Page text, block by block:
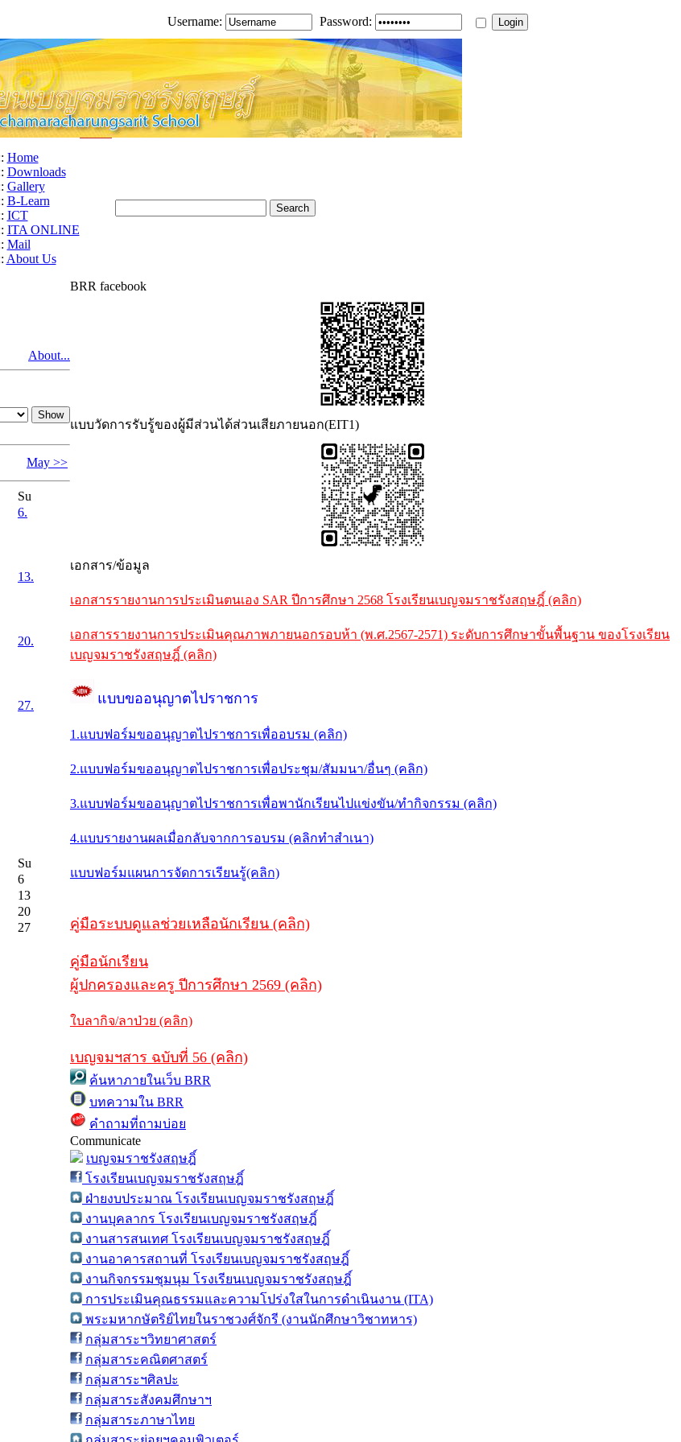
Username: Password:
Home
Downloads
Gallery
B-Learn
ICT
ITA ONLINE
Mail
About Us
About...
May >>
Su
6.
13.
20.
27.
Su
6
13
20
27
BRR facebook
แบบวัดการรับรู้ของผู้มีส่วนได้ส่วนเสียภายนอก(EIT1)
เอกสาร/ข้อมูล
เอกสารรายงานการประเมินตนเอง SAR ปีการศึกษา 2568 โรงเรียนเบญจมราชรังสฤษฎิ์ (คลิก)
เอกสารรายงานการประเมินคุณภาพภายนอกรอบห้า (พ.ศ.2567-2571) ระดับการศึกษาขั้นพื้นฐาน ของโรงเรียน
เบญจมราชรังสฤษฎิ์ (คลิก)
แบบขออนุญาตไปราชการ
1.แบบฟอร์มขออนุญาตไปราชการเพื่ออบรม (คลิก)
2.แบบฟอร์มขออนุญาตไปราชการเพื่อประชุม/สัมมนา/อื่นๆ (คลิก)
3.แบบฟอร์มขออนุญาตไปราชการเพื่อพานักเรียนไปแข่งขัน/ทำกิจกรรม (คลิก)
4.แบบรายงานผลเมื่อกลับจากการอบรม (คลิกทำสำเนา)
แบบฟอร์มแผนการจัดการเรียนรู้(คลิก)
คู่มือระบบดูแลช่วยเหลือนักเรียน (คลิก)
คู่มือนักเรียน
ผู้ปกครองและครู ปีการศึกษา 2569 (คลิก)
ใบลากิจ/ลาป่วย (คลิก)
เบญจมฯสาร ฉบับที่ 56 (คลิก)
ค้นหาภายในเว็บ BRR
บทความใน BRR
คำถามที่ถามบ่อย
Communicate
เบญจมราชรังสฤษฎิ์
โรงเรียนเบญจมราชรังสฤษฎิ์
ฝ่ายงบประมาณ โรงเรียนเบญจมราชรังสฤษฎิ์
งานบุคลากร โรงเรียนเบญจมราชรังสฤษฎิ์
งานสารสนเทศ โรงเรียนเบญจมราชรังสฤษฎิ์
งานอาคารสถานที่ โรงเรียนเบญจมราชรังสฤษฎิ์
งานกิจกรรมชุมนุม โรงเรียนเบญจมราชรังสฤษฎิ์
การประเมินคุณธรรมและความโปร่งใสในการดำเนินงาน (ITA)
พระมหากษัตริย์ไทยในราชวงศ์จักรี (งานนักศึกษาวิชาทหาร)
กลุ่มสาระฯวิทยาศาสตร์
กลุ่มสาระคณิตศาสตร์
กลุ่มสาระฯศิลปะ
กลุ่มสาระสังคมศึกษาฯ
กลุ่มสาระภาษาไทย